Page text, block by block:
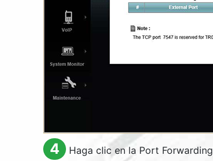
4 Haga clic en la Port Forwarding